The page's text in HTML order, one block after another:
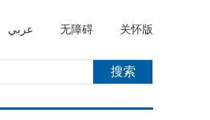
عربي 无障碍 关怀版